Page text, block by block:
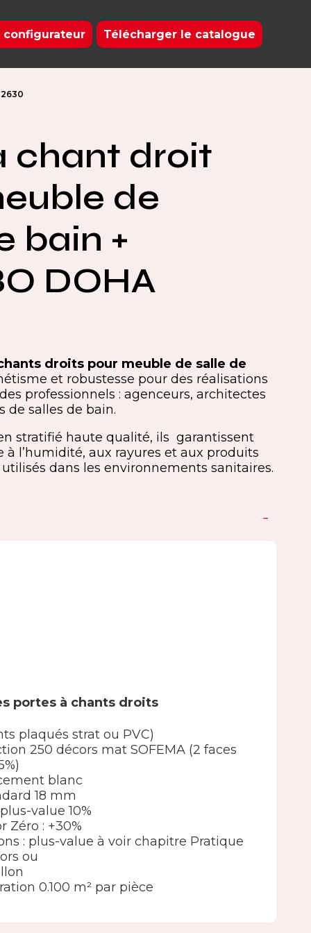
configurateur Télécharger le catalogue
chant droit
de
bain +
DOHA
droits pour meuble de salle de
et robustesse pour des réalisations
professionnels : agenceurs, architectes
de salles de bain.
stratifié haute qualité, ils garantissent
l’humidité, aux rayures et aux produits
dans les environnements sanitaires.
portes à chants droits
plaqués strat ou PVC)
250 décors mat SOFEMA (2 faces
blanc
18 mm
value 10%
Zéro : +30%
: plus-value à voir chapitre Pratique
ou
0.100 m² par pièce